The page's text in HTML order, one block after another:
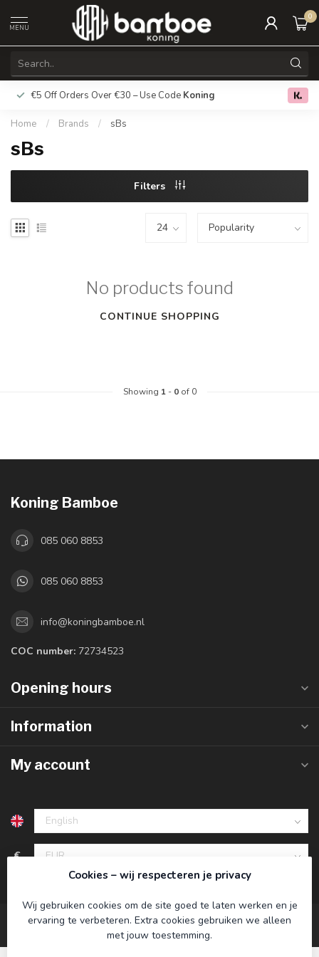
MENU
0
€5 Off Orders Over €30 – Use Code Koning Free
Home / Brands / sBs
sBs
Filters
No products found
CONTINUE SHOPPING
Showing 1- 0of 0
Koning Bamboe
085 060 8853
085 060 8853
info@koningbamboe.nl
COC number: 72734523
Opening hours
Information
My account
€
Cookies – wij respecteren je privacy
Wij gebruiken cookies om de site goed te laten werken en je
ervaring te verbeteren. Extra cookies gebruiken we alleen
met jouw toestemming.